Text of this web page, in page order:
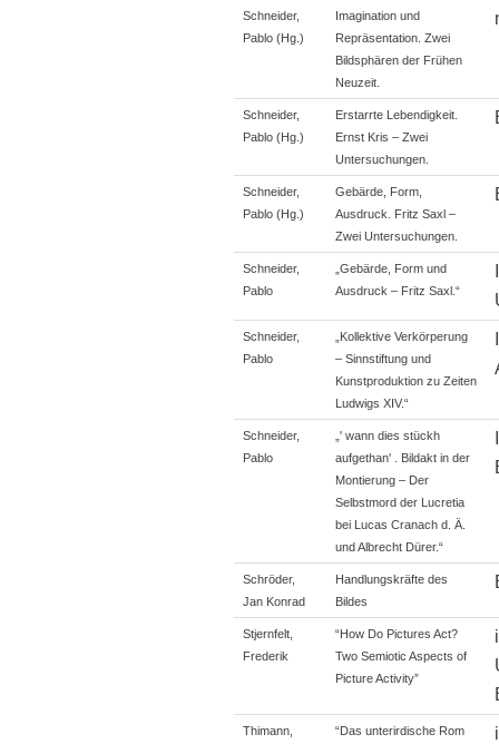
Schneider,
Pablo (Hg.)
Imagination und
Repräsentation. Zwei
Bildsphären der Frühen
Neuzeit.
Schneider,
Pablo (Hg.)
Erstarrte Lebendigkeit.
Ernst Kris – Zwei
Untersuchungen.
Schneider,
Pablo (Hg.)
Gebärde, Form,
Ausdruck. Fritz Saxl –
Zwei Untersuchungen.
Schneider,
Pablo
„Gebärde, Form und
Ausdruck – Fritz Saxl.“
Schneider,
Pablo
„Kollektive Verkörperung
– Sinnstiftung und
Kunstproduktion zu Zeiten
Ludwigs XIV.“
Schneider,
Pablo
„' wann dies stückh
aufgethan' . Bildakt in der
Montierung – Der
Selbstmord der Lucretia
bei Lucas Cranach d. Ä.
und Albrecht Dürer.“
Schröder,
Jan Konrad
Handlungskräfte des
Bildes
Stjernfelt,
Frederik
“How Do Pictures Act?
Two Semiotic Aspects of
Picture Activity”
Thimann,
“Das unterirdische Rom